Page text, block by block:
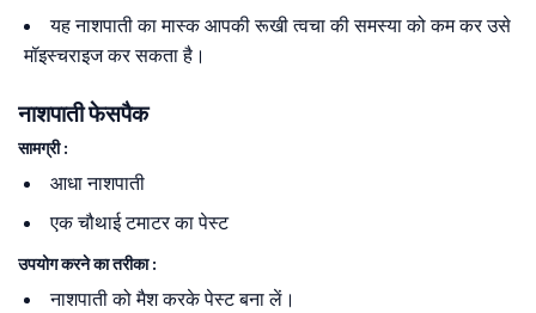
यह नाशपाती का मास्क आपकी रूखी त्वचा की समस्या को कम कर उसे
मॉइस्चराइज कर सकता है।
नाशपाती फेसपैक
सामग्री :
आधा नाशपाती
एक चौथाई टमाटर का पेस्ट
उपयोग करने का तरीका :
नाशपाती को मैश करके पेस्ट बना लें।